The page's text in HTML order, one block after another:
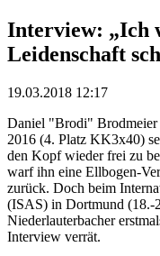
Interview: „Ich
Leidenschaft
19.03.2018 12:17
Daniel "Brodi" Brodmeier
2016 (4. Platz KK3x40)
den Kopf wieder frei zu
warf ihn eine Ellbogen-
zurück. Doch beim
(ISAS) in Dortmund (18.-
Niederlauterbacher
Interview verrät.